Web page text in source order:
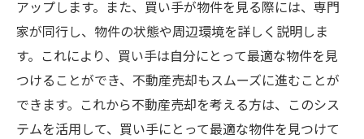
アップします。また、買い手が物件を見る際には、専門
家が同行し、物件の状態や周辺環境を詳しく説明しま
す。これにより、買い手は自分にとって最適な物件を見
つけることができ、不動産売却もスムーズに進むことが
できます。これから不動産売却を考える方は、このシス
テムを活用して、買い手にとって最適な物件を見つけて